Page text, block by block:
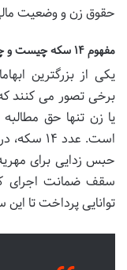
حقوق زن و وضعیت
مفهوم ۱۴ سکه چیست و چه تفاوتی با ۱۱۰ سکه دارد؟
است.
حبس زدایی برای
توانایی پرداخت تا